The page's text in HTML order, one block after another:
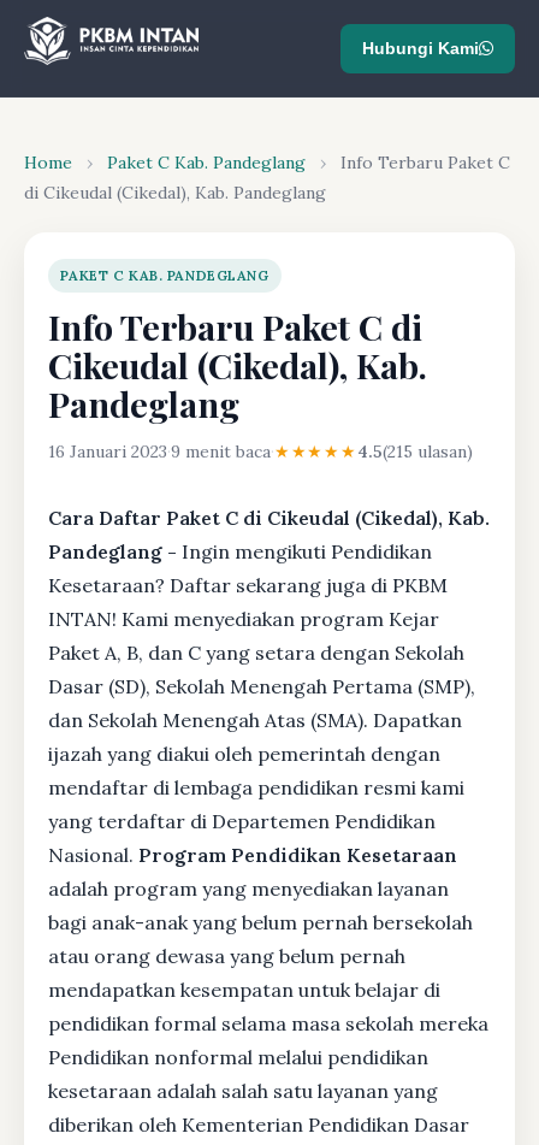
Hubungi Kami
Home › Paket C Kab. Pandeglang ›
Info Terbaru Paket C
di Cikeudal (Cikedal), Kab. Pandeglang
PAKET C KAB. PANDEGLANG
Info Terbaru Paket C di
Cikeudal (Cikedal), Kab.
Pandeglang
16 Januari 2023·9 menit baca·★★★★★4.5(215 ulasan)
Cara Daftar Paket C di Cikeudal (Cikedal), Kab.
Pandeglang - Ingin mengikuti Pendidikan
Kesetaraan? Daftar sekarang juga di PKBM
INTAN! Kami menyediakan program Kejar
Paket A, B, dan C yang setara dengan Sekolah
Dasar (SD), Sekolah Menengah Pertama (SMP),
dan Sekolah Menengah Atas (SMA). Dapatkan
ijazah yang diakui oleh pemerintah dengan
mendaftar di lembaga pendidikan resmi kami
yang terdaftar di Departemen Pendidikan
Nasional. Program Pendidikan Kesetaraan
adalah program yang menyediakan layanan
bagi anak-anak yang belum pernah bersekolah
atau orang dewasa yang belum pernah
mendapatkan kesempatan untuk belajar di
pendidikan formal selama masa sekolah mereka
Pendidikan nonformal melalui pendidikan
kesetaraan adalah salah satu layanan yang
diberikan oleh Kementerian Pendidikan Dasar